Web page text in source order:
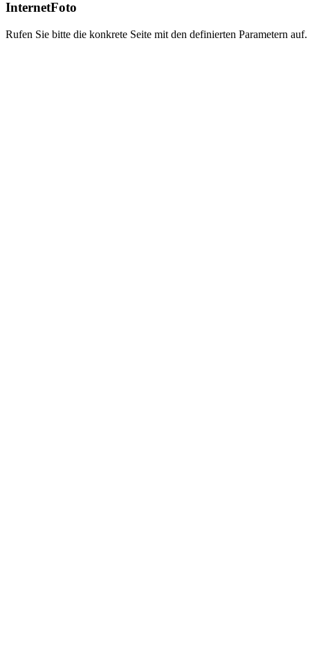
InternetFoto
Rufen Sie bitte die konkrete Seite mit den definierten Parametern auf.